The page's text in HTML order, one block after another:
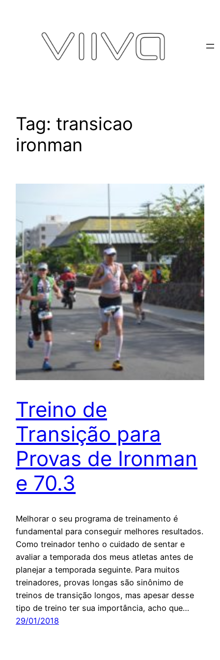
Tag: transicao
ironman
Treino de
Transição para
Provas de Ironman
e 70.3
Melhorar o seu programa de treinamento é
fundamental para conseguir melhores resultados.
Como treinador tenho o cuidado de sentar e
avaliar a temporada dos meus atletas antes de
planejar a temporada seguinte. Para muitos
treinadores, provas longas são sinônimo de
treinos de transição longos, mas apesar desse
tipo de treino ter sua importância, acho que…
29/01/2018